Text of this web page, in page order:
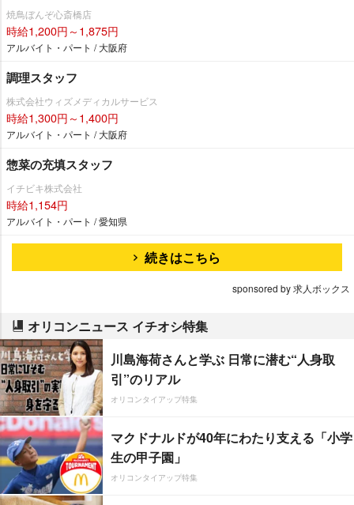
焼鳥ぼんぞ心斎橋店
時給1,200円～1,875円
アルバイト・パート / 大阪府
調理スタッフ
株式会社ウィズメディカルサービス
時給1,300円～1,400円
アルバイト・パート / 大阪府
惣菜の充填スタッフ
イチビキ株式会社
時給1,154円
アルバイト・パート / 愛知県
続きはこちら
sponsored by 求人ボックス
オリコンニュース イチオシ特集
川島海荷さんと学ぶ 日常に潜む“人身取
引”のリアル
オリコンタイアップ特集
マクドナルドが40年にわたり支える「小学
生の甲子園」
オリコンタイアップ特集